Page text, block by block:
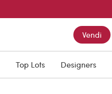
Vendi
Top Lots Designers